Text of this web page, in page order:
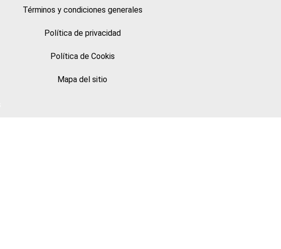
Términos y condiciones generales
Política de privacidad
Política de Cookis
Mapa del sitio